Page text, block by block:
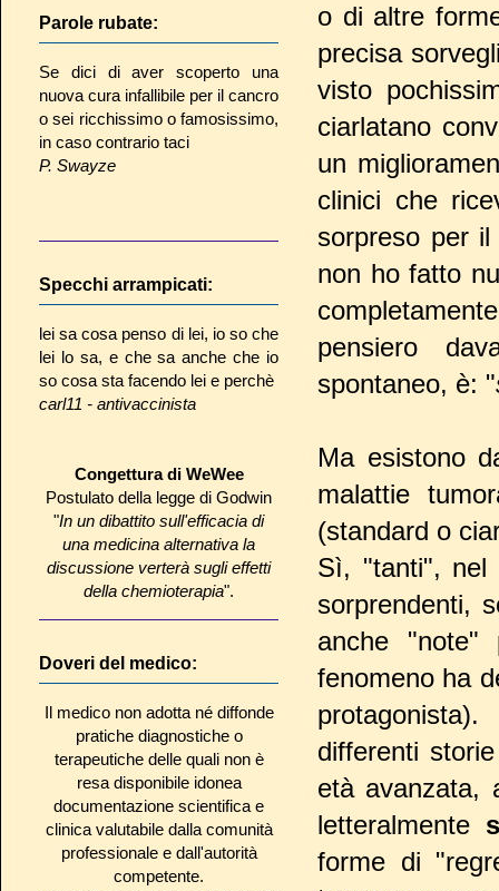
o di altre
precisa
visto
ciarlatano
un
clinici che
sorpreso per
non ho fatto
pensiero
spontaneo, è: "
Ma esistono
malattie
(standard o
Sì, "tanti", nel
sorprendenti,
anche "note"
fenomeno ha
differenti
età avanzata,
letteralmente
forme di
Parole rubate:
Se dici di aver scoperto una
nuova cura infallibile per il cancro
o sei ricchissimo o famosissimo,
in caso contrario taci
P. Swayze
Specchi arrampicati:
lei sa cosa penso di lei, io so che
lei lo sa, e che sa anche che io
so cosa sta facendo lei e perchè
carl11 - antivaccinista
Congettura di WeWee
Postulato della legge di Godwin
"In un dibattito sull'efficacia di
una medicina alternativa la
discussione verterà sugli effetti
della chemioterapia".
Doveri del medico:
Il medico non adotta né diffonde
pratiche diagnostiche o
terapeutiche delle quali non è
resa disponibile idonea
documentazione scientifica e
clinica valutabile dalla comunità
professionale e dall'autorità
competente.